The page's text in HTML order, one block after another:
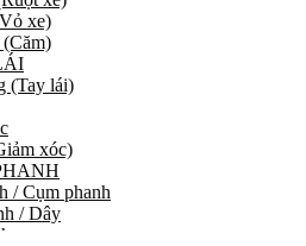
xe)
(Tay lái)
xóc)
/ Cụm phanh
/ Dây